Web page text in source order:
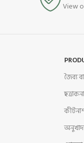
View
জৈব্য